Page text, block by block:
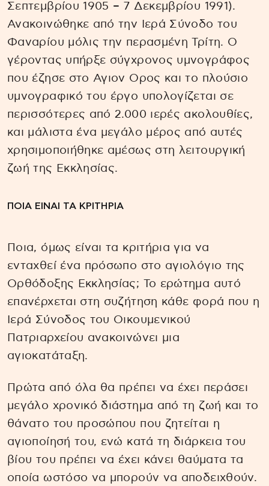
Σεπτεμβρίου 1905 – 7 Δεκεμβρίου 1991).
Ανακοινώθηκε από την Ιερά Σύνοδο του
Φαναρίου μόλις την περασμένη Τρίτη. Ο
γέροντας υπήρξε σύγχρονος υμνογράφος
που έζησε στο Αγιον Ορος και το πλούσιο
υμνογραφικό του έργο υπολογίζεται σε
περισσότερες από 2.000 ιερές ακολουθίες,
και μάλιστα ένα μεγάλο μέρος από αυτές
χρησιμοποιήθηκε αμέσως στη λειτουργική
ζωή της Εκκλησίας.
ΠΟΙΑ ΕΙΝΑΙ ΤΑ ΚΡΙΤΗΡΙΑ
Ποια, όμως είναι τα κριτήρια για να
ενταχθεί ένα πρόσωπο στο αγιολόγιο της
Ορθόδοξης Εκκλησίας; Το ερώτημα αυτό
επανέρχεται στη συζήτηση κάθε φορά που η
Ιερά Σύνοδος του Οικουμενικού
Πατριαρχείου ανακοινώνει μια
αγιοκατάταξη.
Πρώτα από όλα θα πρέπει να έχει περάσει
μεγάλο χρονικό διάστημα από τη ζωή και το
θάνατο του προσώπου που ζητείται η
αγιοποίησή του, ενώ κατά τη διάρκεια του
βίου του πρέπει να έχει κάνει θαύματα τα
οποία ωστόσο να μπορούν να αποδειχθούν.